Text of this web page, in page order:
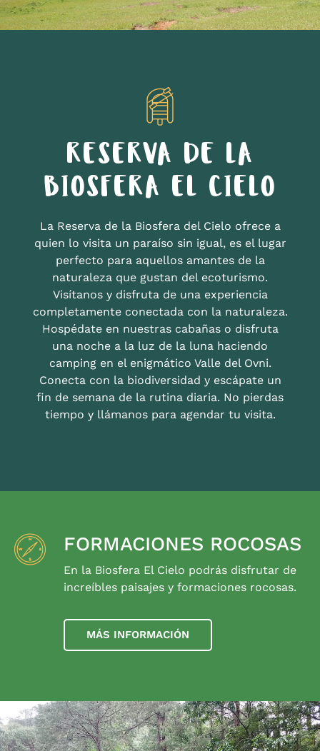
RESERVA DE LA
BIOSFERA EL CIELO
La Reserva de la Biosfera del Cielo ofrece a
quien lo visita un paraíso sin igual, es el lugar
perfecto para aquellos amantes de la
naturaleza que gustan del ecoturismo.
Visítanos y disfruta de una experiencia
completamente conectada con la naturaleza.
Hospédate en nuestras cabañas o disfruta
una noche a la luz de la luna haciendo
camping en el enigmático Valle del Ovni.
Conecta con la biodiversidad y escápate un
fin de semana de la rutina diaria. No pierdas
tiempo y llámanos para agendar tu visita.
FORMACIONES ROCOSAS
En la Biosfera El Cielo podrás disfrutar de
increíbles paisajes y formaciones rocosas.
MÁS INFORMACIÓN